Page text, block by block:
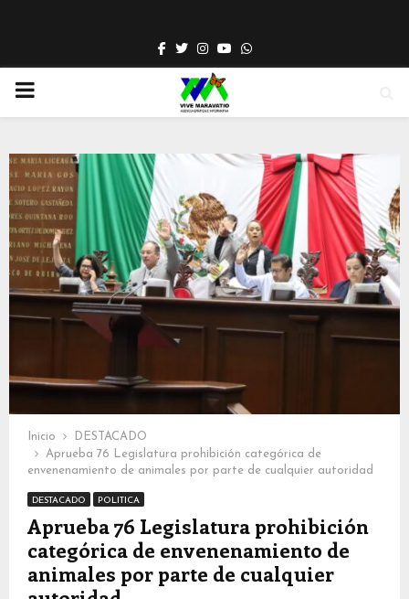
Facebook
TwitterInstagram
YoutubeWhatsapp
PRIMARY
Inicio
DESTACADO
Aprueba 76 Legislatura prohibición categórica de
envenenamiento de animales por parte de cualquier autoridad
DESTACADO POLITICA
Aprueba 76 Legislatura prohibición
categórica de envenenamiento de
animales por parte de cualquier